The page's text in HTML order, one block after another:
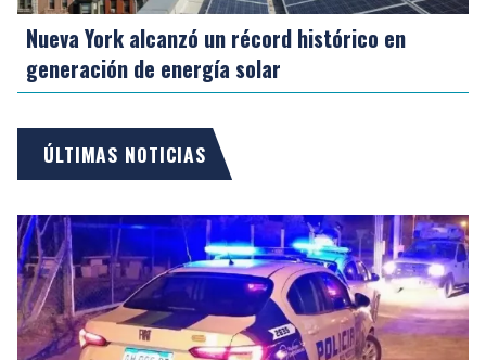
Nueva York alcanzó un récord histórico en
generación de energía solar
ÚLTIMAS NOTICIAS